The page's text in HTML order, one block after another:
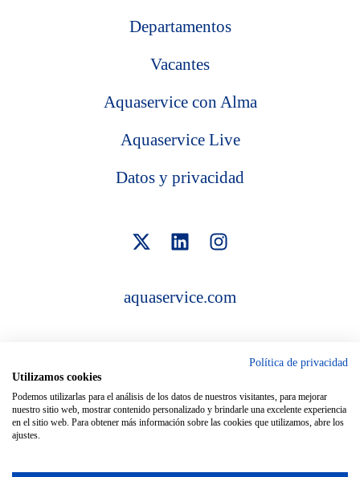
Departamentos
Vacantes
Aquaservice con Alma
Aquaservice Live
Datos y privacidad
aquaservice.com
Inicio de sesión de empleados/as
Inicio de sesión de Connect para personas candidatas
Política de privacidad
Utilizamos cookies
Podemos utilizarlas para el análisis de los datos de nuestros visitantes, para mejorar
nuestro sitio web, mostrar contenido personalizado y brindarle una excelente experiencia
en el sitio web. Para obtener más información sobre las cookies que utilizamos, abre los
ajustes.